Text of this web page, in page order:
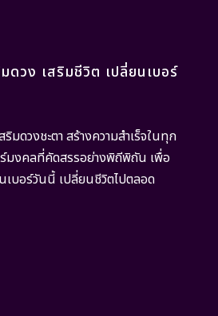
ดวง เสริมชีวิต เปลี่ยนเบอร์
มดวงชะตา สร้างความสำเร็จในทุก
มงคลที่คัดสรรอย่างพิถีพิถัน เพื่อ
เบอร์วันนี้ เปลี่ยนชีวิตไปตลอด